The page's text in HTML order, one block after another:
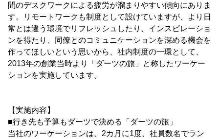
間のデスクワークによる疲労が溜まりやすい傾向にありま
す。リモートワークも制度として設けていますが、より日
常とは違う環境でリフレッシュしたり、インスピレーショ
ンを得たり、同僚とのコミュニケーションを深める機会を
作ってほしいという思いから、社内制度の一環として、
2013年の創業当時より「ダーツの旅」と称したワーケー
ションを実施しています。
【実施内容】
■行き先も予算もダーツで決める「ダーツの旅」
当社のワーケーションは、2カ月に1度、社員数名でラン